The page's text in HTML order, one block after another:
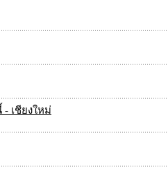
เชียงใหม่